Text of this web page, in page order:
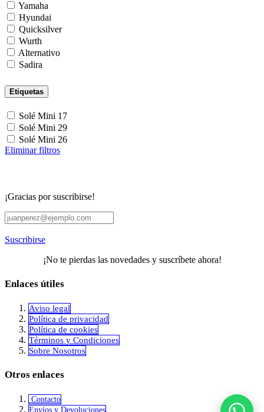
Yamaha
Hyundai
Quicksilver
Wurth
Alternativo
Sadira
Etiquetas
Solé Mini 17
Solé Mini 29
Solé Mini 26
Eliminar filtros
¡Gracias por suscribirse!
Suscribirse
¡No te pierdas las novedades y suscríbete ahora!
Enlaces útiles
Aviso legal
Política de privacidad
​Política de cookies
Términos y Condiciones
Sobre Nosotros
Otros enlaces
Contacto
Envíos y Devoluciones